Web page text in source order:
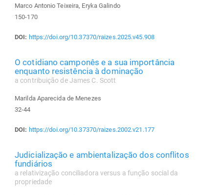
Marco Antonio Teixeira, Eryka Galindo
150-170
DOI: https://doi.org/10.37370/raizes.2025.v45.908
O cotidiano camponês e a sua importância
enquanto resistência à dominação
a contribuição de James C. Scott
Marilda Aparecida de Menezes
32-44
DOI: https://doi.org/10.37370/raizes.2002.v21.177
Judicialização e ambientalização dos conflitos
fundiários
a relativização conciliadora versus a função social da
propriedade